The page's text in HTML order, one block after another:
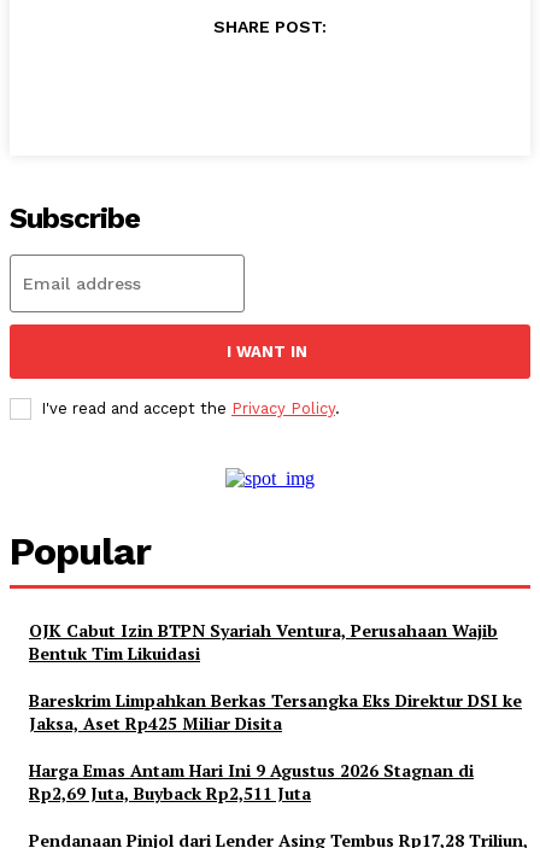
SHARE POST:
Subscribe
I WANT IN
I've read and accept the Privacy Policy.
Popular
OJK Cabut Izin BTPN Syariah Ventura, Perusahaan Wajib
Bentuk Tim Likuidasi
Bareskrim Limpahkan Berkas Tersangka Eks Direktur DSI ke
Jaksa, Aset Rp425 Miliar Disita
Harga Emas Antam Hari Ini 9 Agustus 2026 Stagnan di
Rp2,69 Juta, Buyback Rp2,511 Juta
Pendanaan Pinjol dari Lender Asing Tembus Rp17,28 Triliun,